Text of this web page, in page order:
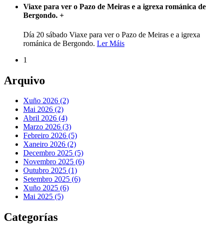
Viaxe para ver o Pazo de Meiras e a igrexa románica de
Bergondo. +
Día 20 sábado Viaxe para ver o Pazo de Meiras e a igrexa
románica de Bergondo. Ler Máis
1
Arquivo
Xuño 2026 (2)
Mai 2026 (2)
Abril 2026 (4)
Marzo 2026 (3)
Febreiro 2026 (5)
Xaneiro 2026 (2)
Decembro 2025 (5)
Novembro 2025 (6)
Outubro 2025 (1)
Setembro 2025 (6)
Xuño 2025 (6)
Mai 2025 (5)
Categorías